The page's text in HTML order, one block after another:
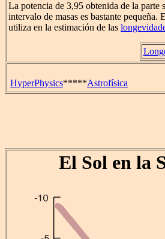
La potencia de 3,95 obtenida de la parte
intervalo de masas es bastante
utiliza en la estimación de las
HyperPhysics*****Astrofísica
El Sol en la